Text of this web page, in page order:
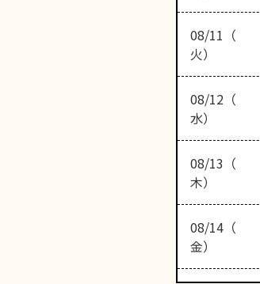
08/11（
火）
08/12（
水）
08/13（
木）
08/14（
金）